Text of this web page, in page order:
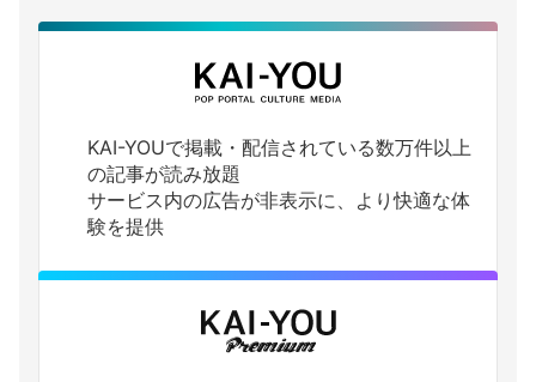
KAI-YOUで掲載・配信されている数万件以上
の記事が読み放題
サービス内の広告が非表示に、より快適な体
験を提供